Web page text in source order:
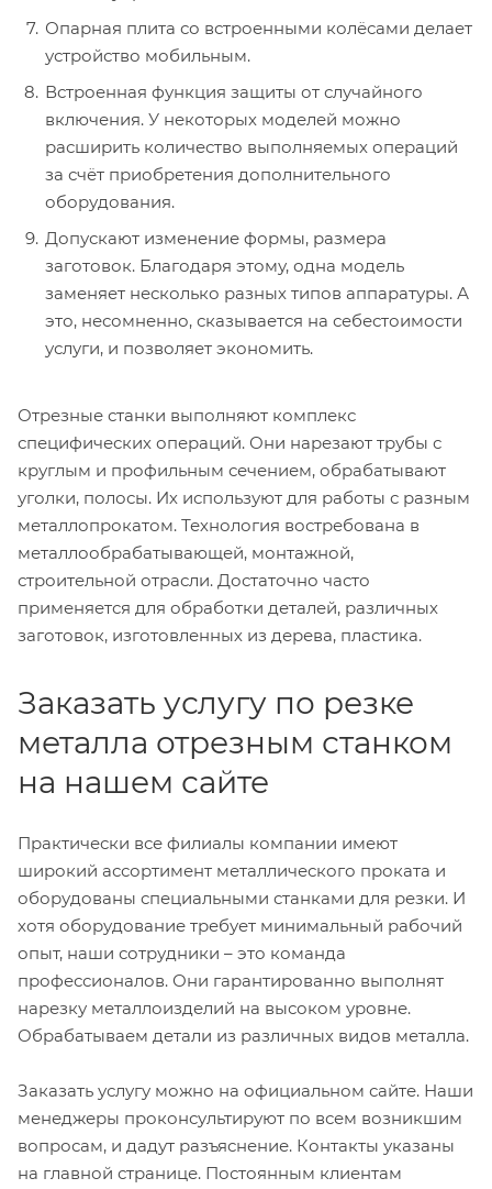
Опарная плита со встроенными колёсами делает
устройство мобильным.
Встроенная функция защиты от случайного
включения. У некоторых моделей можно
расширить количество выполняемых операций
за счёт приобретения дополнительного
оборудования.
Допускают изменение формы, размера
заготовок. Благодаря этому, одна модель
заменяет несколько разных типов аппаратуры. А
это, несомненно, сказывается на себестоимости
услуги, и позволяет экономить.
Отрезные станки выполняют комплекс
специфических операций. Они нарезают трубы с
круглым и профильным сечением, обрабатывают
уголки, полосы. Их используют для работы с разным
металлопрокатом. Технология востребована в
металлообрабатывающей, монтажной,
строительной отрасли. Достаточно часто
применяется для обработки деталей, различных
заготовок, изготовленных из дерева, пластика.
Заказать услугу по резке
металла отрезным станком
на нашем сайте
Практически все филиалы компании имеют
широкий ассортимент металлического проката и
оборудованы специальными станками для резки. И
хотя оборудование требует минимальный рабочий
опыт, наши сотрудники – это команда
профессионалов. Они гарантированно выполнят
нарезку металлоизделий на высоком уровне.
Обрабатываем детали из различных видов металла.
Заказать услугу можно на официальном сайте. Наши
менеджеры проконсультируют по всем возникшим
вопросам, и дадут разъяснение. Контакты указаны
на главной странице. Постоянным клиентам